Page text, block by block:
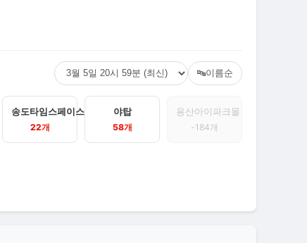
🔤이름순
송도타임스페이스
22개
야탑
58개
용산아이파크몰
-184개